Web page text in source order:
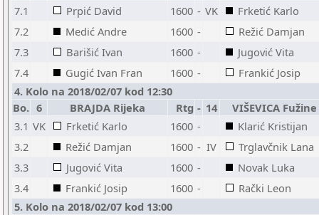
7.1
Prpić David 1600 - VK
Frketić Karlo
7.2
Medić Andre 1600 -
Režić Damjan
7.3
Barišić Ivan 1600 -
Jugović Vita
7.4
Gugić Ivan Fran 1600 -
Frankić Josip
4. Kolo na 2018/02/07 kod 12:30
Bo. 6 BRAJDA Rijeka Rtg - 14
VIŠEVICA Fužine
3.1 VK Frketić Karlo 1600 -
Klarić Kristijan
3.2
Režić Damjan 1600 - IV
Trglavčnik Lana
3.3
Jugović Vita 1600 -
Novak Luka
3.4
Frankić Josip 1600 -
Rački Leon
5. Kolo na 2018/02/07 kod 13:00